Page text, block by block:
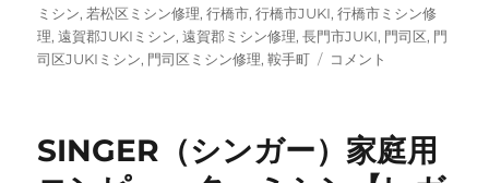
ミシン, 若松区ミシン修理,行橋市,行橋市JUKI,行橋市ミシン修
理,遠賀郡JUKIミシン,遠賀郡ミシン修理,長門市JUKI, 門司区, 門
司区JUKIミシン, 門司区ミシン修理,鞍手町
【JUKI（ジ
HZL-
コメント
SINGER（シンガー）家庭用